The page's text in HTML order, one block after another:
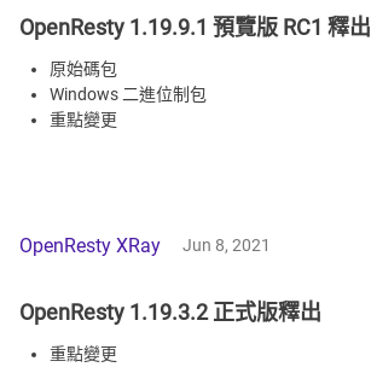
OpenResty 1.19.9.1 預覽版 RC1 釋出
原始碼包
Windows 二進位制包
重點變更
OpenResty XRay Jun 8, 2021
OpenResty 1.19.3.2 正式版釋出
重點變更